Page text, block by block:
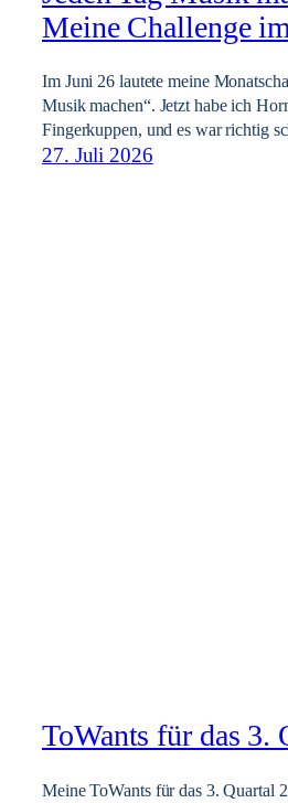
Meine Challenge
Im Juni 26 lautete meine
Musik machen“. Jetzt habe ich
Fingerkuppen, und es war richtig
27. Juli 2026
ToWants für das 3.
Meine ToWants für das 3. Quartal